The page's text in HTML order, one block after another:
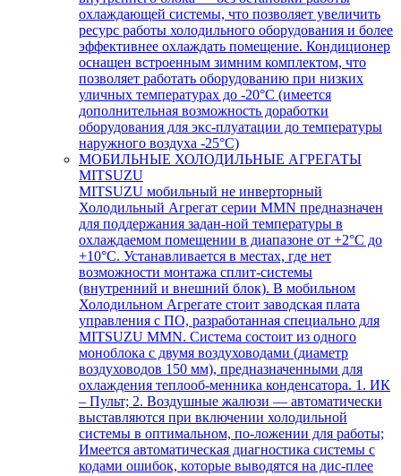
охлаждающей системы, что позволяет увеличить
ресурс работы холодильного оборудования и более
эффективнее охлаждать помещение. Кондиционер
оснащен встроенным зимним комплектом, что
позволяет работать оборудованию при низких
уличных температурах до -20°С (имеется
дополнительная возможность доработки
оборудования для экс-плуатации до температуры
наружного воздуха -25°С)
МОБИЛЬНЫЕ ХОЛОДИЛЬНЫЕ АГРЕГАТЫ
MITSUZU
MITSUZU мобильный не инверторный
Холодильный Агрегат серии MMN предназначен
для поддержания задан-ной температуры в
охлаждаемом помещении в диапазоне от +2°С до
+10°С. Устанавливается в местах, где нет
возможности монтажа сплит-системы
(внутренний и внешний блок). В мобильном
Холодильном Агрегате стоит заводская плата
управления с ПО, разработанная специально для
MITSUZU MMN. Система состоит из одного
моноблока с двумя воздуховодами (диаметр
воздуховодов 150 мм), предназначенными для
охлаждения теплооб-менника конденсатора. 1. ИК
– Пульт; 2. Воздушные жалюзи — автоматически
выставляются при включении холодильной
системы в оптимальном, по-ложении для работы;
Имеется автоматическая диагностика системы с
кодами ошибок, которые выводятся на дис-плее